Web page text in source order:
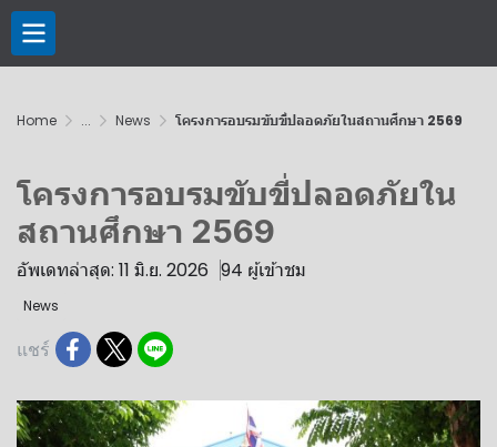
Home ... News โครงการ​อบรม​ขับขี่​ปลอด​ภัยในสถานศึกษา​ 2569
โครงการ​อบรม​ขับขี่​ปลอด​ภัยใน
สถานศึกษา​ 2569
อัพเดทล่าสุด: 11 มิ.ย. 2026 94 ผู้เข้าชม
News
แชร์